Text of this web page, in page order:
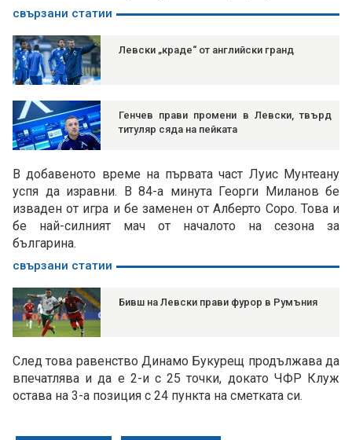
свързани статии
Левски „краде“ от английски гранд
Генчев прави промени в Левски, твърд
титуляр сяда на пейката
В добавеното време на първата част Луис Мунтеану
успя да изравни. В 84-а минута Георги Миланов бе
изваден от игра и бе заменен от Алберто Соро. Това и
бе най-силният мач от началото на сезона за
българина.
свързани статии
Бивш на Левски прави фурор в Румъния
След това равенство Динамо Букурещ продължава да
впечатлява и да е 2-и с 25 точки, докато ЧФР Клуж
остава на 3-а позиция с 24 пункта на сметката си.